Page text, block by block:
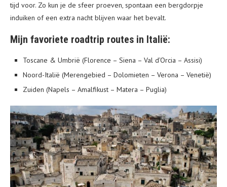
tijd voor. Zo kun je de sfeer proeven, spontaan een bergdorpje
induiken of een extra nacht blijven waar het bevalt.
Mijn favoriete roadtrip routes in Italië:
Toscane & Umbrië (Florence – Siena – Val d’Orcia – Assisi)
Noord-Italië (Merengebied – Dolomieten – Verona – Venetië)
Zuiden (Napels – Amalfikust – Matera – Puglia)